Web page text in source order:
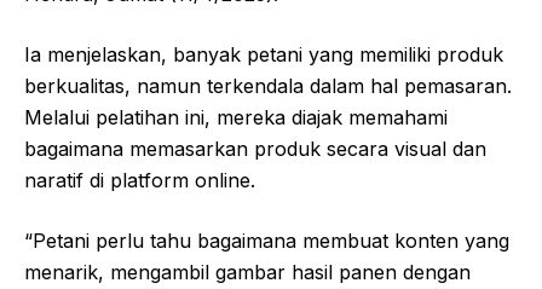
Ia menjelaskan, banyak petani yang memiliki produk
berkualitas, namun terkendala dalam hal pemasaran.
Melalui pelatihan ini, mereka diajak memahami
bagaimana memasarkan produk secara visual dan
naratif di platform online.
“Petani perlu tahu bagaimana membuat konten yang
menarik, mengambil gambar hasil panen dengan